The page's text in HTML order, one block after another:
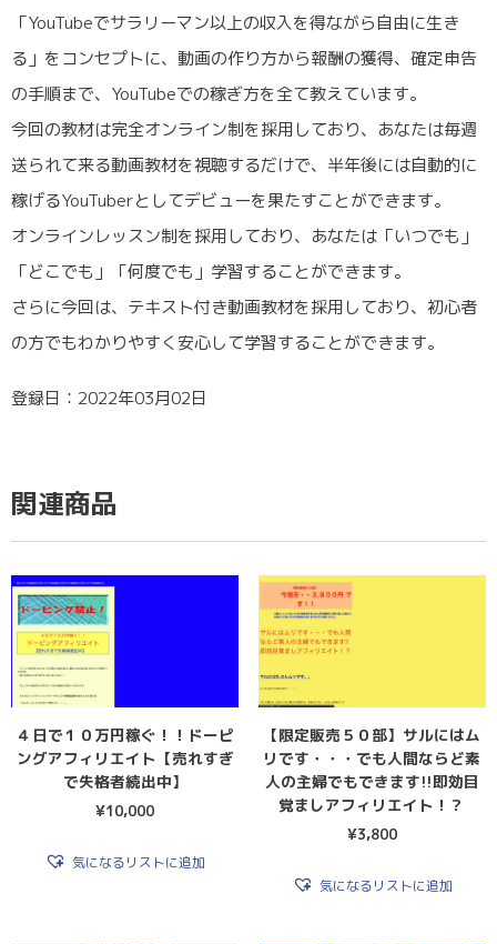
「YouTubeでサラリーマン以上の収入を得ながら自由に生き
る」をコンセプトに、動画の作り方から報酬の獲得、確定申告
の手順まで、YouTubeでの稼ぎ方を全て教えています。
今回の教材は完全オンライン制を採用しており、あなたは毎週
送られて来る動画教材を視聴するだけで、半年後には自動的に
稼げるYouTuberとしてデビューを果たすことができます。
オンラインレッスン制を採用しており、あなたは「いつでも」
「どこでも」「何度でも」学習することができます。
さらに今回は、テキスト付き動画教材を採用しており、初心者
の方でもわかりやすく安心して学習することができます。
登録日：2022年03月02日
関連商品
４日で１０万円稼ぐ！！ドーピ
ングアフィリエイト【売れすぎ
で失格者続出中】
¥10,000
気になるリストに追加
【限定販売５０部】サルにはム
リです・・・でも人間ならど素
人の主婦でもできます!!即効目
覚ましアフィリエイト！？
¥3,800
気になるリストに追加